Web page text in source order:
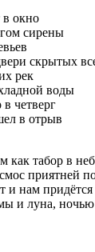
окно
сирены
cкрытых
рек
воды
четверг
в отрыв
как табор в
приятней
и нам придётся
и луна, ночью